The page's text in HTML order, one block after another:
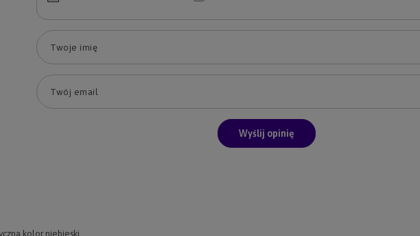
Twoje imię
Twój email
Wyślij opinię
kolor niebieski